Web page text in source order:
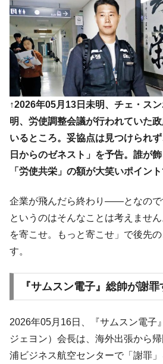
↑2026年05月13日未明、チェ・ス
明、労使調整会議が行われていた
いるところ。妥協点は見つけられ
日からのゼネスト」を予告。誰が
「労使共栄」の額が大笑いポイント
企業が飛んだら終わり――となので
というのはそんなことは考えませ
を寄こせ。もっと寄こせ」で後先
す。
『サムスン電子』総帥が謝罪
2026年05月16日、『サムスン電子
ジェヨン）会長は、海外出張から
浦ビジネス航空センターで「謝罪」